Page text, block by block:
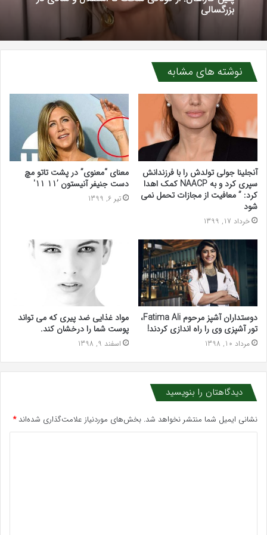
بزرگسالی
نوشته های مشابه
آنجلینا جولی تولدش را با فرزندانش
سپری کرد و به NAACP کمک اهدا
کرد: ” معافیت از مجازات تحمل نمی
شود
خرداد 17, 1399
معنای “معنوی” در پشت تاتو مچ
دست جنیفر آنیستون ’11 11′
تیر 6, 1399
دوستداران آشپز مرحوم Fatima Ali،
تور آشپزی وی را راه اندازی کردند!
مرداد 10, 1398
مواد غذایی ضد پیری که می تواند
پوست شما را درخشان کند.
اسفند 9, 1398
دیدگاهتان را بنویسید
نشانی ایمیل شما منتشر نخواهد شد. بخش‌های موردنیاز علامت‌گذاری شده‌اند*